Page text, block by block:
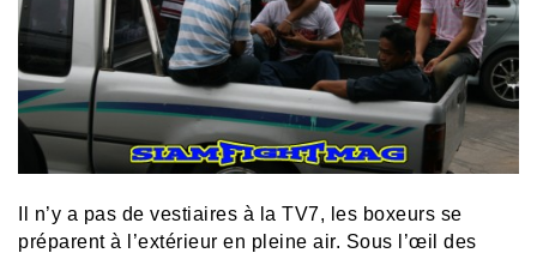
Il n’y a pas de vestiaires à la TV7, les boxeurs se
préparent à l’extérieur en pleine air. Sous l’œil des